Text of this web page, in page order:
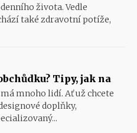
života. Vedle
také zdravotní potíže,
Tipy, jak na
mnoho lidí. Ať už chcete
doplňky,